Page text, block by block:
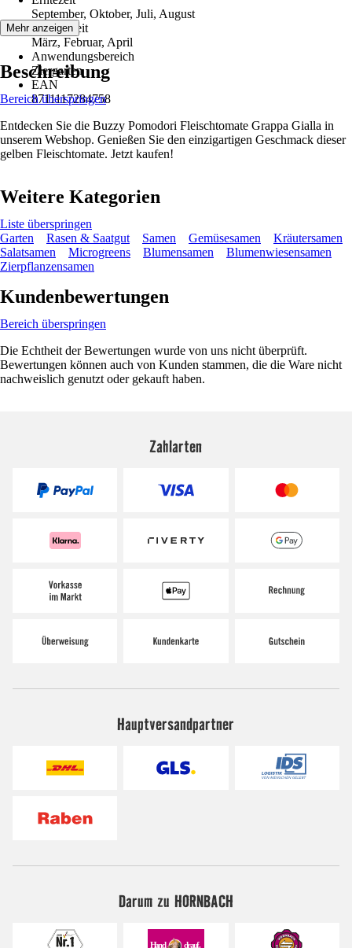
September, Oktober, Juli, August
Aussaatzeit
März, Februar, April
Anwendungsbereich
Ziergarten
EAN
8711117284758
Mehr anzeigen
Beschreibung
Bereich überspringen
Entdecken Sie die Buzzy Pomodori Fleischtomate Grappa Gialla in
unserem Webshop. Genießen Sie den einzigartigen Geschmack dieser
gelben Fleischtomate. Jetzt kaufen!
Weitere Kategorien
Liste überspringen
Garten
Rasen & Saatgut Samen Gemüsesamen
Kräutersamen
Salatsamen
Microgreens Blumensamen
Blumenwiesensamen
Zierpflanzensamen
Kundenbewertungen
Bereich überspringen
Die Echtheit der Bewertungen wurde von uns nicht überprüft.
Bewertungen können auch von Kunden stammen, die die Ware nicht
nachweislich genutzt oder gekauft haben.
Zahlarten
Hauptversandpartner
Darum zu HORNBACH